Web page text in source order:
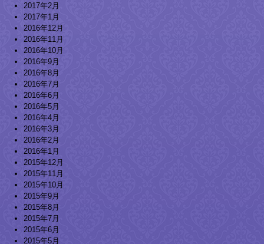
2017年2月
2017年1月
2016年12月
2016年11月
2016年10月
2016年9月
2016年8月
2016年7月
2016年6月
2016年5月
2016年4月
2016年3月
2016年2月
2016年1月
2015年12月
2015年11月
2015年10月
2015年9月
2015年8月
2015年7月
2015年6月
2015年5月